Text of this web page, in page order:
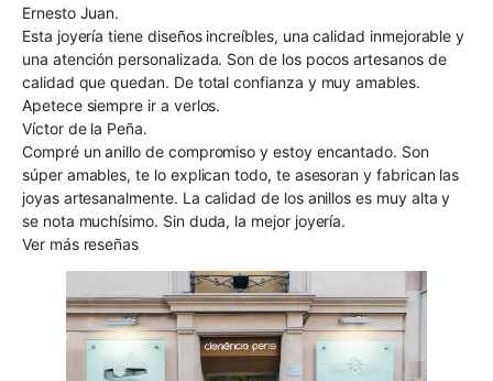
Ernesto Juan.
Esta joyería tiene diseños increíbles, una calidad inmejorable y
una atención personalizada. Son de los pocos artesanos de
calidad que quedan. De total confianza y muy amables.
Apetece siempre ir a verlos.
Víctor de la Peña.
Compré un anillo de compromiso y estoy encantado. Son
súper amables, te lo explican todo, te asesoran y fabrican las
joyas artesanalmente. La calidad de los anillos es muy alta y
se nota muchísimo. Sin duda, la mejor joyería.
Ver más reseñas